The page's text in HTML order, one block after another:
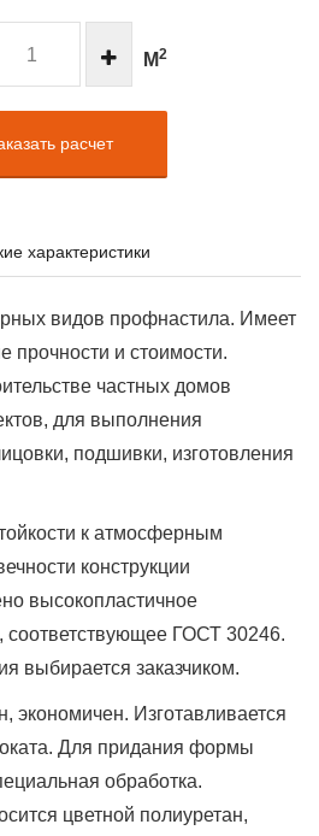
М2
расчет
характеристики
видов профнастила. Имеет
прочности и стоимости.
частных домов
для выполнения
подшивки, изготовления
к атмосферным
конструкции
высокопластичное
соответствующее ГОСТ 30246.
выбирается заказчиком.
экономичен. Изготавливается
Для придания формы
обработка.
цветной полиуретан,